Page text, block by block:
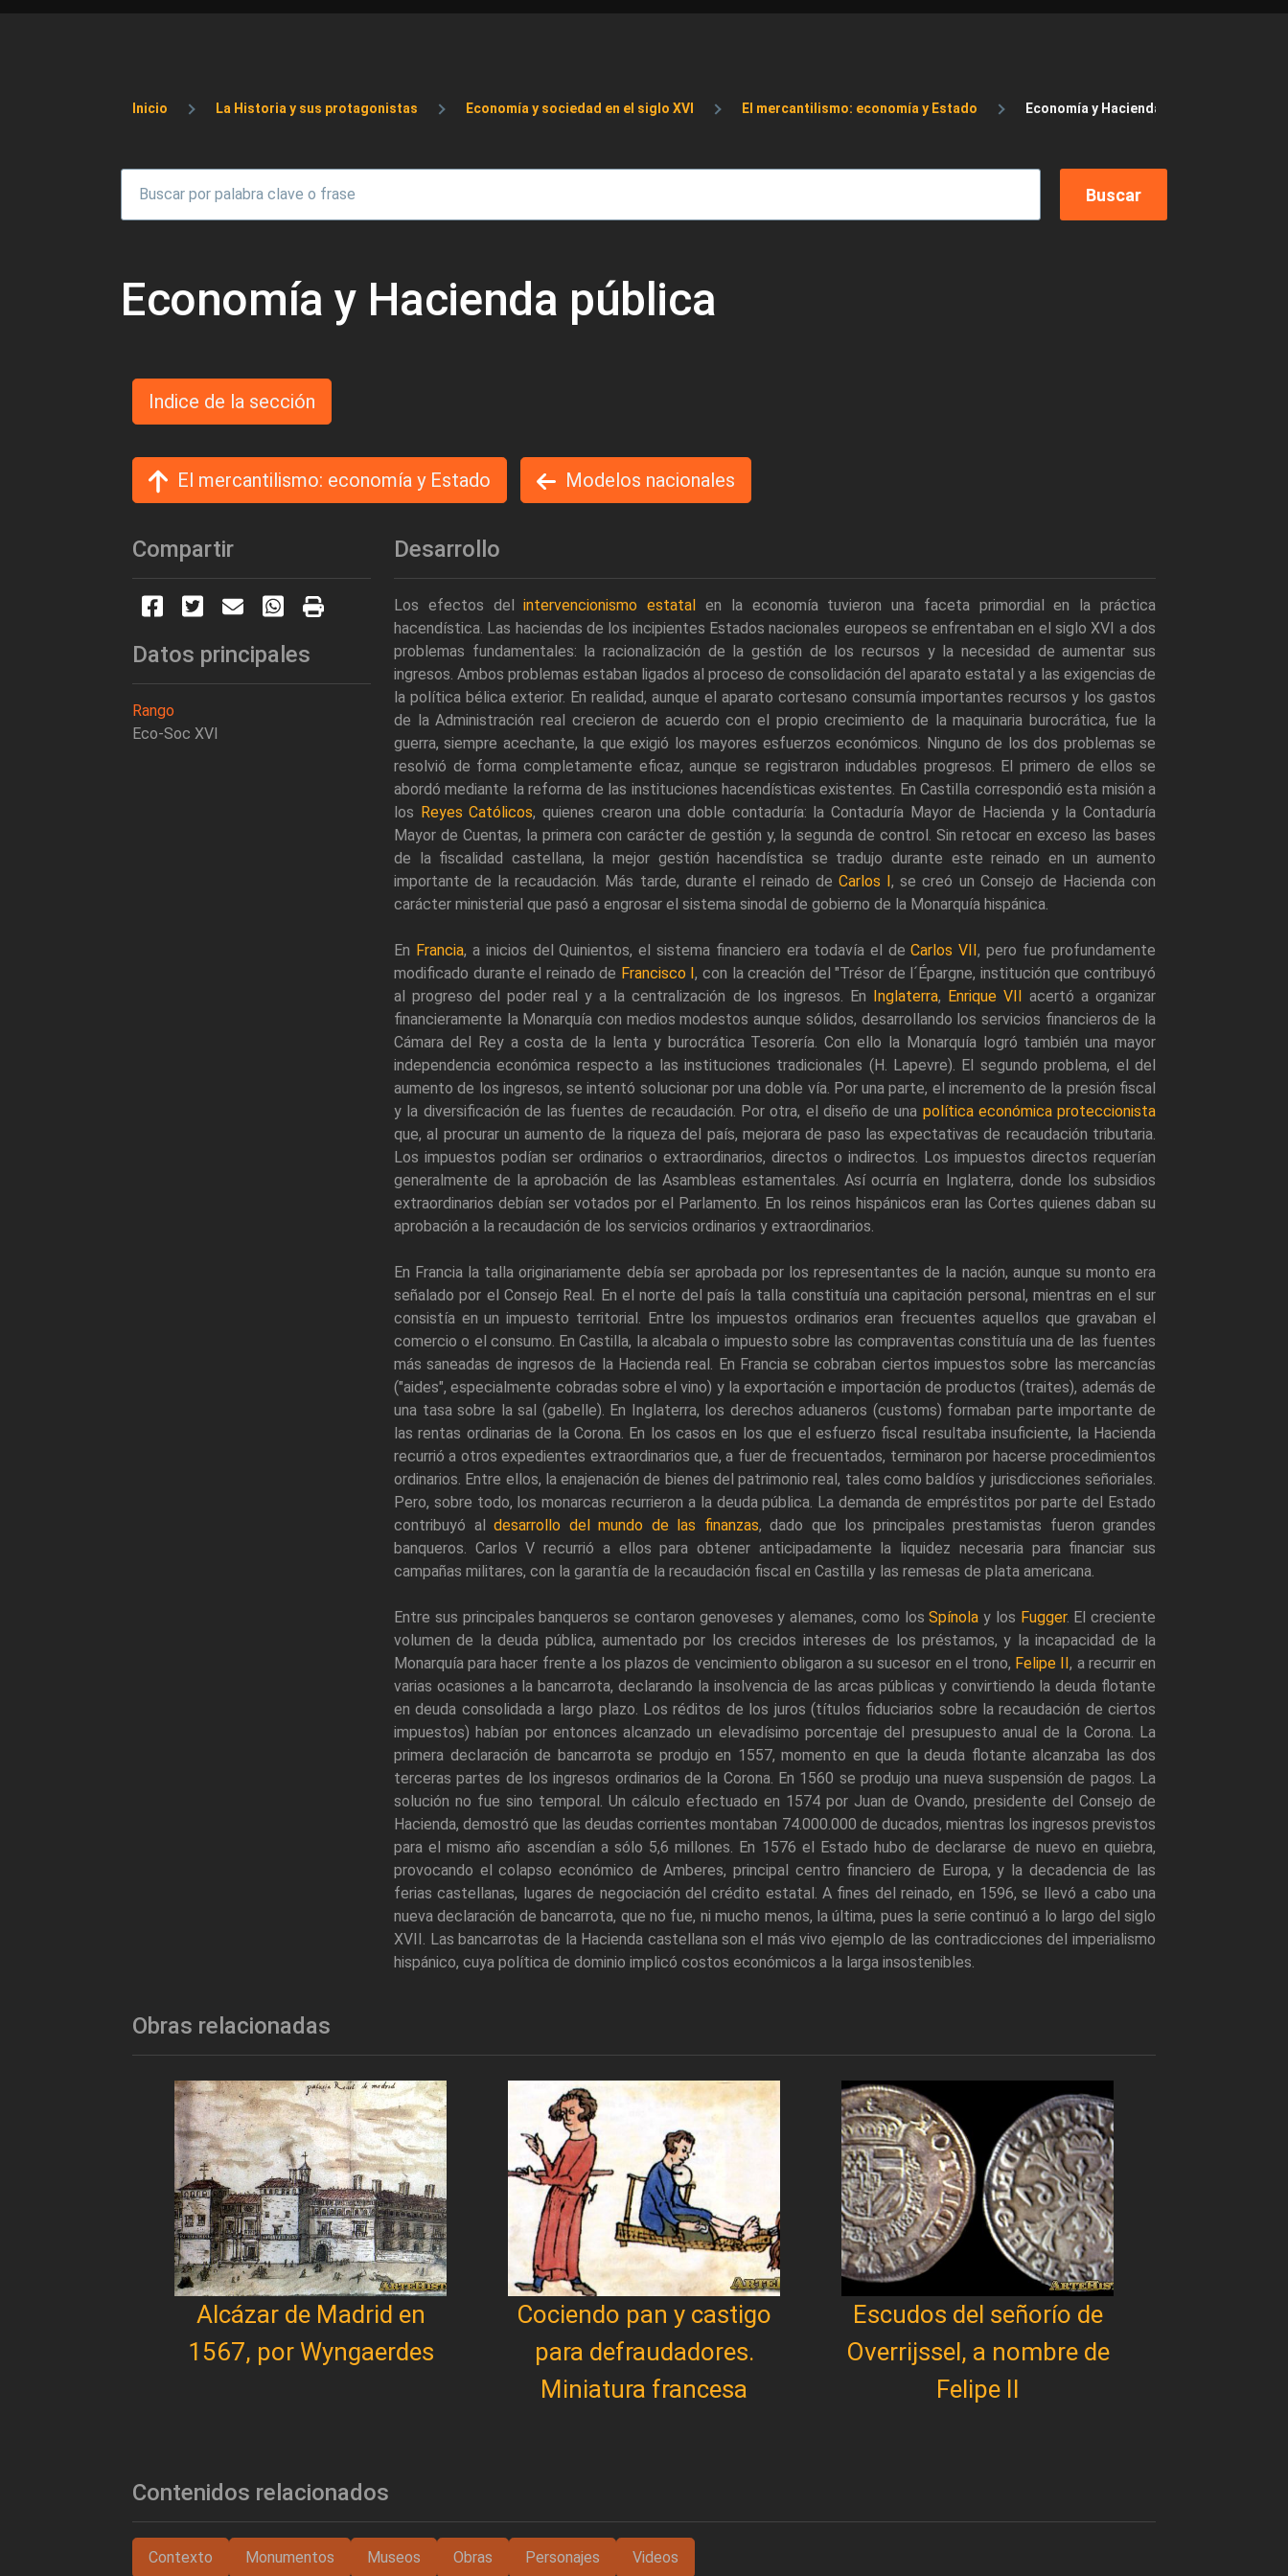
Sobrescribir enlaces de ayuda a la navegación
Inicio La Historia y sus protagonistas Economía y sociedad en el siglo XVI El mercantilismo: economía y Estado Economía y Hacienda pública
Economía y Hacienda pública
Indice de la sección
El mercantilismo: economía y Estado Modelos nacionales
Compartir
Datos principales
Rango
Eco-Soc XVI
Desarrollo
Los efectos delintervencionismo estatal en la economía tuvieron una faceta primordial en la práctica
hacendística. Las haciendas de los incipientes Estados nacionales europeos se enfrentaban en el siglo XVI a dos
problemas fundamentales: la racionalización de la gestión de los recursos y la necesidad de aumentar sus
ingresos. Ambos problemas estaban ligados al proceso de consolidación del aparato estatal y a las exigencias de
la política bélica exterior. En realidad, aunque el aparato cortesano consumía importantes recursos y los gastos
de la Administración real crecieron de acuerdo con el propio crecimiento de la maquinaria burocrática, fue la
guerra, siempre acechante, la que exigió los mayores esfuerzos económicos. Ninguno de los dos problemas se
resolvió de forma completamente eficaz, aunque se registraron indudables progresos. El primero de ellos se
abordó mediante la reforma de las instituciones hacendísticas existentes. En Castilla correspondió esta misión a
los Reyes Católicos, quienes crearon una doble contaduría: la Contaduría Mayor de Hacienda y la Contaduría
Mayor de Cuentas, la primera con carácter de gestión y, la segunda de control. Sin retocar en exceso las bases
de la fiscalidad castellana, la mejor gestión hacendística se tradujo durante este reinado en un aumento
importante de la recaudación. Más tarde, durante el reinado deCarlos I, se creó un Consejo de Hacienda con
carácter ministerial que pasó a engrosar el sistema sinodal de gobierno de la Monarquía hispánica.
En Francia, a inicios del Quinientos, el sistema financiero era todavía el deCarlos VII, pero fue profundamente
modificado durante el reinado de Francisco I, con la creación del "Trésor de l´Épargne, institución que contribuyó
al progreso del poder real y a la centralización de los ingresos. En Inglaterra, Enrique VII acertó a organizar
financieramente la Monarquía con medios modestos aunque sólidos, desarrollando los servicios financieros de la
Cámara del Rey a costa de la lenta y burocrática Tesorería. Con ello la Monarquía logró también una mayor
independencia económica respecto a las instituciones tradicionales (H. Lapevre). El segundo problema, el del
aumento de los ingresos, se intentó solucionar por una doble vía. Por una parte, el incremento de la presión fiscal
y la diversificación de las fuentes de recaudación. Por otra, el diseño de una política económica proteccionista
que, al procurar un aumento de la riqueza del país, mejorara de paso las expectativas de recaudación tributaria.
Los impuestos podían ser ordinarios o extraordinarios, directos o indirectos. Los impuestos directos requerían
generalmente de la aprobación de las Asambleas estamentales. Así ocurría en Inglaterra, donde los subsidios
extraordinarios debían ser votados por el Parlamento. En los reinos hispánicos eran las Cortes quienes daban su
aprobación a la recaudación de los servicios ordinarios y extraordinarios.
En Francia la talla originariamente debía ser aprobada por los representantes de la nación, aunque su monto era
señalado por el Consejo Real. En el norte del país la talla constituía una capitación personal, mientras en el sur
consistía en un impuesto territorial. Entre los impuestos ordinarios eran frecuentes aquellos que gravaban el
comercio o el consumo. En Castilla, la alcabala o impuesto sobre las compraventas constituía una de las fuentes
más saneadas de ingresos de la Hacienda real. En Francia se cobraban ciertos impuestos sobre las mercancías
("aides", especialmente cobradas sobre el vino) y la exportación e importación de productos (traites), además de
una tasa sobre la sal (gabelle). En Inglaterra, los derechos aduaneros (customs) formaban parte importante de
las rentas ordinarias de la Corona. En los casos en los que el esfuerzo fiscal resultaba insuficiente, la Hacienda
recurrió a otros expedientes extraordinarios que, a fuer de frecuentados, terminaron por hacerse procedimientos
ordinarios. Entre ellos, la enajenación de bienes del patrimonio real, tales como baldíos y jurisdicciones señoriales.
Pero, sobre todo, los monarcas recurrieron a la deuda pública. La demanda de empréstitos por parte del Estado
contribuyó al desarrollo del mundo de las finanzas, dado que los principales prestamistas fueron grandes
banqueros. Carlos V recurrió a ellos para obtener anticipadamente la liquidez necesaria para financiar sus
campañas militares, con la garantía de la recaudación fiscal en Castilla y las remesas de plata americana.
Entre sus principales banqueros se contaron genoveses y alemanes, como losSpínola y los Fugger. El creciente
volumen de la deuda pública, aumentado por los crecidos intereses de los préstamos, y la incapacidad de la
Monarquía para hacer frente a los plazos de vencimiento obligaron a su sucesor en el trono, Felipe II, a recurrir en
varias ocasiones a la bancarrota, declarando la insolvencia de las arcas públicas y convirtiendo la deuda flotante
en deuda consolidada a largo plazo. Los réditos de los juros (títulos fiduciarios sobre la recaudación de ciertos
impuestos) habían por entonces alcanzado un elevadísimo porcentaje del presupuesto anual de la Corona. La
primera declaración de bancarrota se produjo en 1557, momento en que la deuda flotante alcanzaba las dos
terceras partes de los ingresos ordinarios de la Corona. En 1560 se produjo una nueva suspensión de pagos. La
solución no fue sino temporal. Un cálculo efectuado en 1574 por Juan de Ovando, presidente del Consejo de
Hacienda, demostró que las deudas corrientes montaban 74.000.000 de ducados, mientras los ingresos previstos
para el mismo año ascendían a sólo 5,6 millones. En 1576 el Estado hubo de declararse de nuevo en quiebra,
provocando el colapso económico de Amberes, principal centro financiero de Europa, y la decadencia de las
ferias castellanas, lugares de negociación del crédito estatal. A fines del reinado, en 1596, se llevó a cabo una
nueva declaración de bancarrota, que no fue, ni mucho menos, la última, pues la serie continuó a lo largo del siglo
XVII. Las bancarrotas de la Hacienda castellana son el más vivo ejemplo de las contradicciones del imperialismo
hispánico, cuya política de dominio implicó costos económicos a la larga insostenibles.
Obras relacionadas
Alcázar de Madrid en
1567, por Wyngaerdes
Cociendo pan y castigo
para defraudadores.
Miniatura francesa
Escudos del señorío de
Overrijssel, a nombre de
Felipe II
Contenidos relacionados
Contexto Monumentos Museos Obras Personajes Videos